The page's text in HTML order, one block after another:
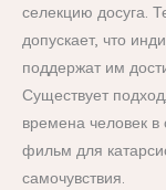
селекцию досуга.
допускает, что
поддержат им
Существует
времена человек в
фильм для
самочувствия.